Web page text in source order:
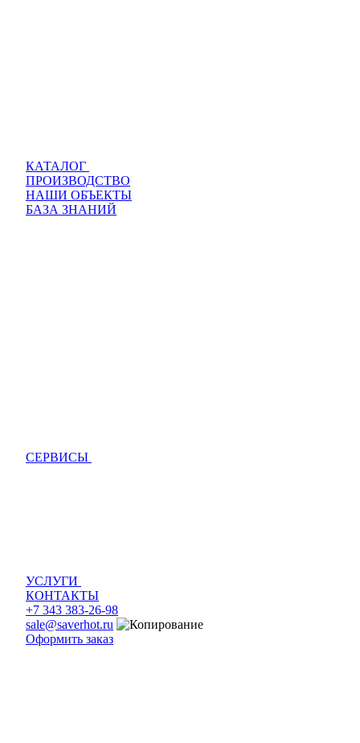
КАТАЛОГ
ПРОИЗВОДСТВО
НАШИ ОБЪЕКТЫ
БАЗА ЗНАНИЙ
СЕРВИСЫ
УСЛУГИ
КОНТАКТЫ
+7 343 383-26-98
sale@saverhot.ru
Оформить заказ